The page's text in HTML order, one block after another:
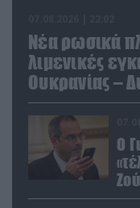
Νέα ρωσικά
λιμενικές
Ουκρανίας –
Ο